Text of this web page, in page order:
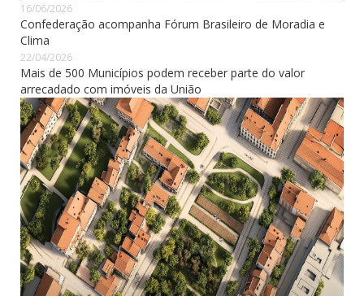
16/06/2026
Confederação acompanha Fórum Brasileiro de Moradia e
Clima
22/04/2026
Mais de 500 Municípios podem receber parte do valor
arrecadado com imóveis da União